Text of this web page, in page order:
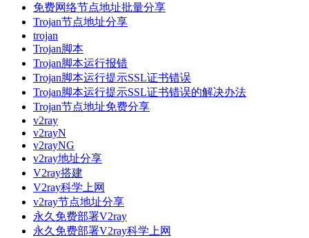
免费网络节点地址批量分享
Trojan节点地址分享
trojan
Trojan脚本
Trojan脚本运行报错
Trojan脚本运行提示SSL证书错误
Trojan脚本运行提示SSL证书错误的解决办法
Trojan节点地址免费分享
v2ray
v2rayN
v2rayNG
v2ray地址分享
V2ray搭建
V2ray科学上网
v2ray节点地址分享
永久免费部署V2ray
永久免费部署V2ray科学上网